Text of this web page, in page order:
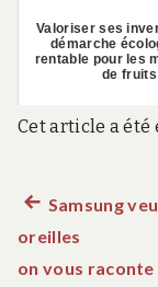
Valoriser ses
démarche
rentable pour les
de fruits
Cet article a été
de
Article
précédent :
Samsung
oreilles
on vous